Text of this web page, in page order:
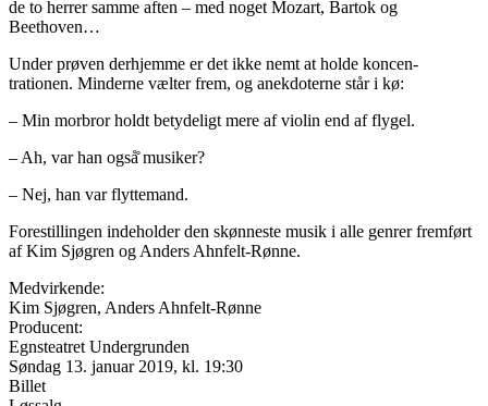
de to herrer samme aften – med noget Mozart, Bartok og
Beethoven…
Under prøven derhjemme er det ikke nemt at holde koncen-
trationen. Minderne vælter frem, og anekdoterne står i kø:
– Min morbror holdt betydeligt mere af violin end af flygel.
– Ah, var han også̊ musiker?
– Nej, han var flyttemand.
Forestillingen indeholder den skønneste musik i alle genrer fremført
af Kim Sjøgren og Anders Ahnfelt-Rønne.
Medvirkende:
Kim Sjøgren, Anders Ahnfelt-Rønne
Producent:
Egnsteatret Undergrunden
Søndag 13. januar 2019, kl. 19:30
Billet